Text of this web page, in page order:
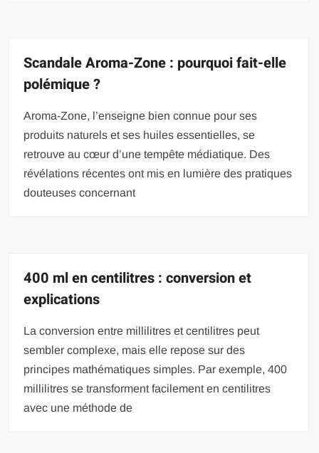
Scandale Aroma-Zone : pourquoi fait-elle
polémique ?
Aroma-Zone, l’enseigne bien connue pour ses
produits naturels et ses huiles essentielles, se
retrouve au cœur d’une tempête médiatique. Des
révélations récentes ont mis en lumière des pratiques
douteuses concernant
400 ml en centilitres : conversion et
explications
La conversion entre millilitres et centilitres peut
sembler complexe, mais elle repose sur des
principes mathématiques simples. Par exemple, 400
millilitres se transforment facilement en centilitres
avec une méthode de